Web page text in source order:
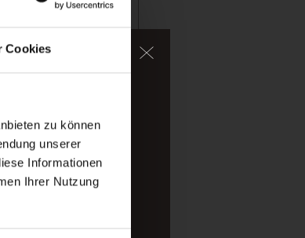
Cookies
zu können
unserer
Informationen
Ihrer Nutzung
mountains of